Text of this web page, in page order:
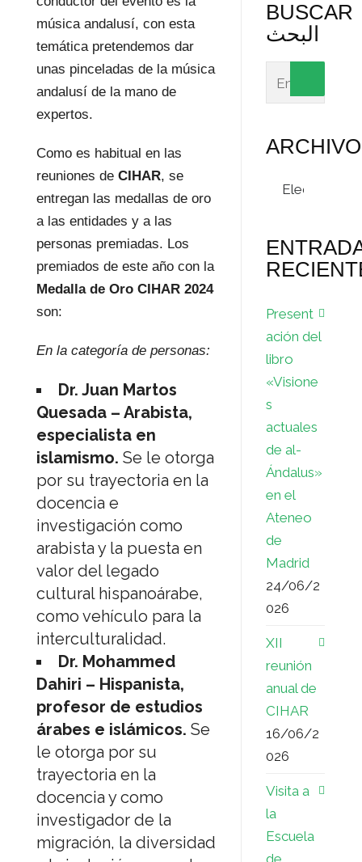
música andalusí, con esta
temática pretendemos dar
unas pinceladas de la música
andalusí de la mano de
expertos.
Como es habitual en las
reuniones de CIHAR, se
entregan las medallas de oro
a las entidades y a las
personas premiadas. Los
premiados de este año con la
Medalla de Oro CIHAR 2024
son:
En la categoría de personas:
Dr. Juan Martos
Quesada – Arabista,
especialista en
islamismo. Se le otorga
por su trayectoria en la
docencia e
investigación como
arabista y la puesta en
valor del legado
cultural hispanoárabe,
como vehículo para la
interculturalidad.
Dr. Mohammed
Dahiri – Hispanista,
profesor de estudios
árabes e islámicos. Se
le otorga por su
trayectoria en la
docencia y como
investigador de la
migración, la diversidad
BUSCAR
البحث
Present
ación del
libro
«Visione
s
actuales
de al-
Ándalus»
en el
Ateneo
de
Madrid
24/06/2
026
XII
reunión
anual de
CIHAR
16/06/2
026
Visita a
la
Escuela